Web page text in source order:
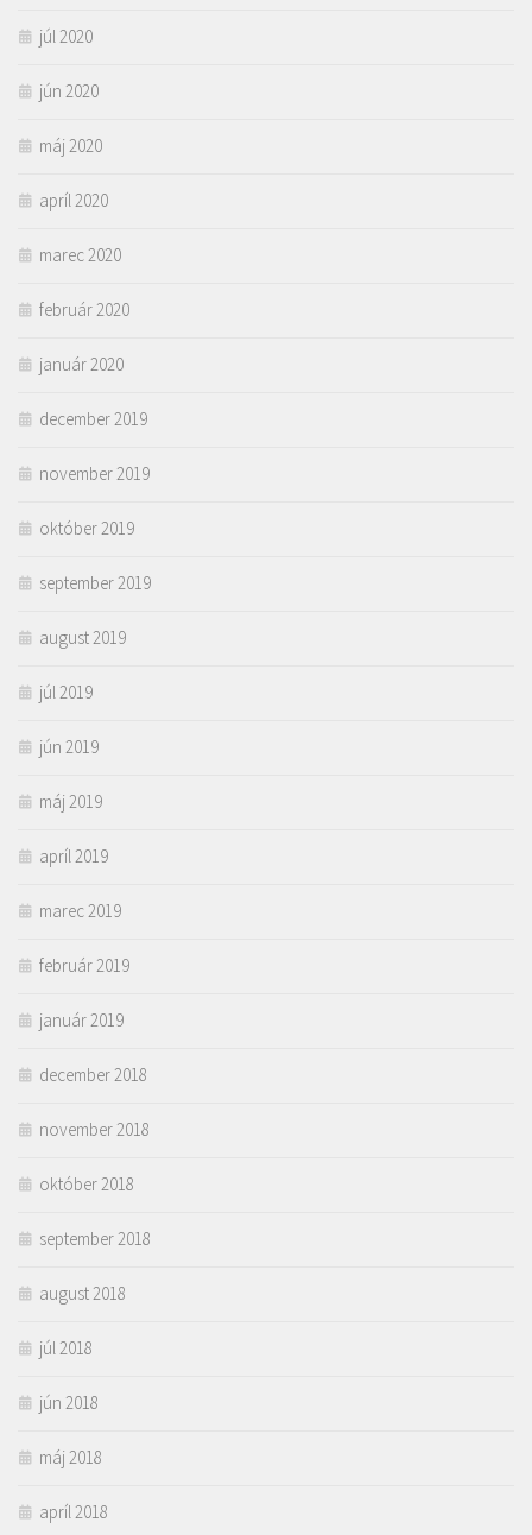
júl 2020
jún 2020
máj 2020
apríl 2020
marec 2020
február 2020
január 2020
december 2019
november 2019
október 2019
september 2019
august 2019
júl 2019
jún 2019
máj 2019
apríl 2019
marec 2019
február 2019
január 2019
december 2018
november 2018
október 2018
september 2018
august 2018
júl 2018
jún 2018
máj 2018
apríl 2018